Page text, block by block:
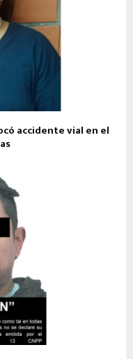
accidente vial en el